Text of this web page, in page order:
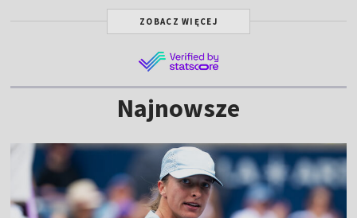
ZOBACZ WIĘCEJ
Najnowsze